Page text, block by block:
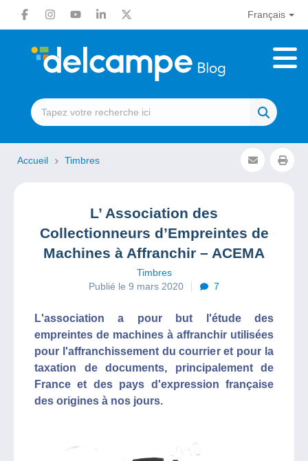
Français
Accueil Timbres
L’ Association des
Collectionneurs d’Empreintes de
Machines à Affranchir – ACEMA
Timbres
Publié le 9 mars 2020
7
L'association a pour but l'étude des
empreintes de machines à affranchir utilisées
pour l'affranchissement du courrier et pour la
taxation de documents, principalement de
France et des pays d'expression française
des origines à nos jours.